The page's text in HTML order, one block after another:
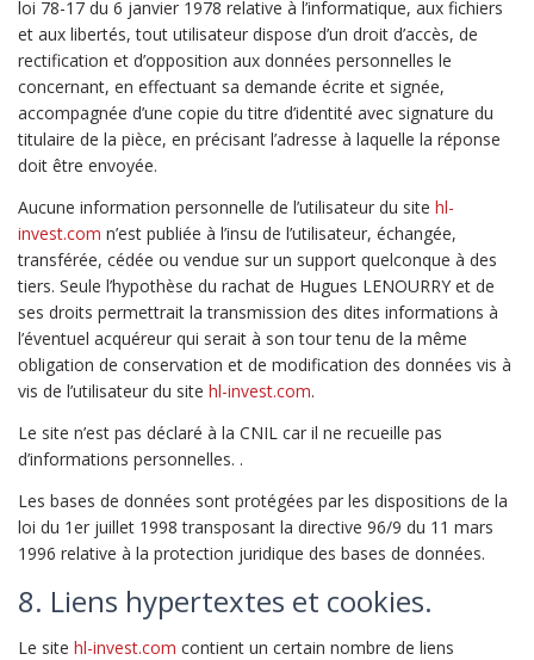
loi 78-17 du 6 janvier 1978 relative à l’informatique, aux fichiers
et aux libertés, tout utilisateur dispose d’un droit d’accès, de
rectification et d’opposition aux données personnelles le
concernant, en effectuant sa demande écrite et signée,
accompagnée d’une copie du titre d’identité avec signature du
titulaire de la pièce, en précisant l’adresse à laquelle la réponse
doit être envoyée.
Aucune information personnelle de l’utilisateur du site hl-
invest.com n’est publiée à l’insu de l’utilisateur, échangée,
transférée, cédée ou vendue sur un support quelconque à des
tiers. Seule l’hypothèse du rachat de Hugues LENOURRY et de
ses droits permettrait la transmission des dites informations à
l’éventuel acquéreur qui serait à son tour tenu de la même
obligation de conservation et de modification des données vis à
vis de l’utilisateur du site hl-invest.com.
Le site n’est pas déclaré à la CNIL car il ne recueille pas
d’informations personnelles. .
Les bases de données sont protégées par les dispositions de la
loi du 1er juillet 1998 transposant la directive 96/9 du 11 mars
1996 relative à la protection juridique des bases de données.
8. Liens hypertextes et cookies.
Le site hl-invest.com contient un certain nombre de liens